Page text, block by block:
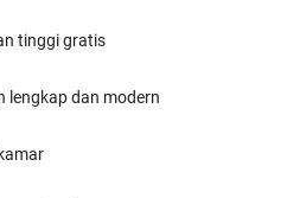
tinggi gratis
lengkap dan modern